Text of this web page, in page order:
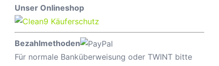
Unser Onlineshop
Bezahlmethoden
Für normale Banküberweisung oder TWINT bitte